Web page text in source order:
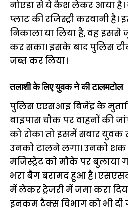
नोएडा से ये कैश लेकर आया
प्लाट की रजिस्ट्री करवानी
निकाला या लिया है, वह
कर सका। इसके बाद पुलिस
जब्त कर लिया।
तलाशी के लिए युवक ने की टालमटोल
पुलिस एएसआइ बिजेंद्र के
बाइपास चौक पर वाहनों की
को रोका तो इसमें सवार युवक
उनको टालने लगा। उनको
मजिस्ट्रेट को मौके पर बुलाया
भरा बैग बरामद हुआ है।
में लेकर ट्रेजरी में जमा करा
इनकम टैक्स विभाग को भी दी